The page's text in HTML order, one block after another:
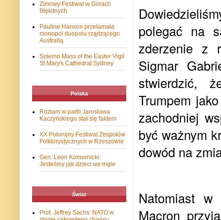
polegać na
zderzenie z
Sigmar
stwierdzić,
Trumpem
zachodniej
być ważnym
dowód na
Natomiast w
Macron
Zimowy Festiwal w Górach
Błękitnych
Pauline Hanson przełamała
monopol duopolu rządzącego
Australią
Solemn Mass of the Easter Vigil
St Mary's Cathedral Sydney
Polska
Rozłam w partii Jarosława
Kaczyńskiego stał się faktem
XX Polonijny Festiwal Zespołów
Folklorystycznych w Rzeszowie
Gen. Leon Komornicki:
Jesteśmy jak dzieci we mgle
Świat
Prof. Jeffrey Sachs: NATO w